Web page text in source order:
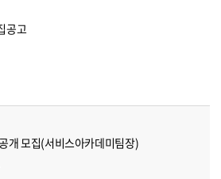
공고
개 모집(서비스아카데미팀장)